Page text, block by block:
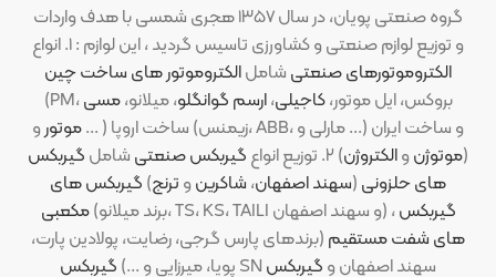
گروه صنعتی پویان، در سال ۱۳۵۷ هجری شمسی با هدف واردات
و توزیع لوازم صنعتی و کشاورزی تاسیس گردید ، این لوازم : ۱. انواع
الکتروموتورهای صنعتیشاملالکتروموتور های ساخت چین
(PM، بروکس، ایل موتور،کاجیلی،ارسم گوانگلو، میلانو،مسی
موتورو ... ) ساخت اروپا (زیمنس، ABB، مارلی و ...) و ساخت ایران
(موتوژنوالکتروژن) ۲. توزیع انواع گیربکس صنعتیشاملگیربکس
های حلزونی(سهند اصفهان،شاکرینوترنج)گیربکس های
مکعبی
(برند میلانو، TS، KS، TAILI و سهند اصفهان) ،گیربکس
های شفت مستقیم(برندهای پارس گرجی، رضایت، پولادین پارت،
پویا، میرزایی و ...)گیربکس SN سهند اصفهان وگیربکس